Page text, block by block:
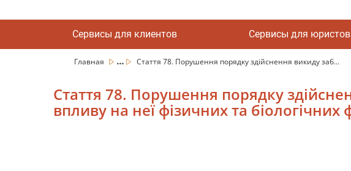
Сервисы для клиентов Сервисы для юристов
Главная ... Стаття 78. Порушення порядку здійснення викиду заб...
Стаття 78. Порушення порядку
впливу на неї фізичних та біологічних